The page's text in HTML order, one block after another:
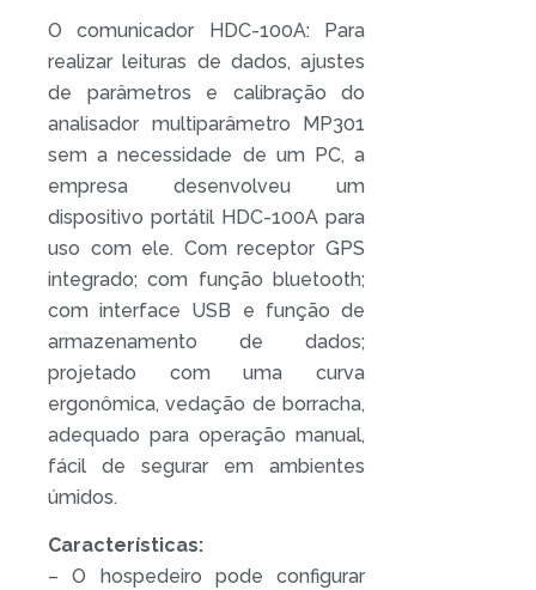
O comunicador HDC-100A: Para
realizar leituras de dados, ajustes
de parâmetros e calibração do
analisador multiparâmetro MP301
sem a necessidade de um PC, a
empresa desenvolveu um
dispositivo portátil HDC-100A para
uso com ele. Com receptor GPS
integrado; com função bluetooth;
com interface USB e função de
armazenamento de dados;
projetado com uma curva
ergonômica, vedação de borracha,
adequado para operação manual,
fácil de segurar em ambientes
úmidos.
Características:
– O hospedeiro pode configurar